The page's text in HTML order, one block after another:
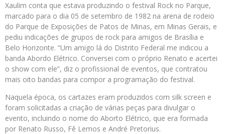
Xaulim conta que estava produzindo o festival Rock no Parque,
marcado para o dia 05 de setembro de 1982 na arena de rodeio
do Parque de Exposições de Patos de Minas, em Minas Gerais, e
pediu indicações de grupos de rock para amigos de Brasília e
Belo Horizonte. “Um amigo lá do Distrito Federal me indicou a
banda Abordo Elétrico. Conversei com o próprio Renato e acertei
o show com ele”, diz o profissional de eventos, que contratou
mais oito bandas para compor a programação do festival.
Naquela época, os cartazes eram produzidos com silk screen e
foram solicitadas a criação de várias peças para divulgar o
evento, incluindo o nome do Aborto Elétrico, que era formada
por Renato Russo, Fê Lemos e André Pretorius.